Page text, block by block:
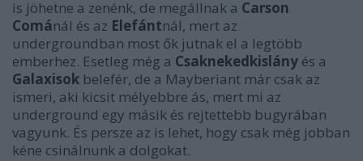
is jöhetne a zenénk, de megállnak a Carson
Cománál és az Elefántnál, mert az
undergroundban most ők jutnak el a legtöbb
emberhez. Esetleg még a Csaknekedkislány és a
Galaxisok belefér, de a Mayberiant már csak az
ismeri, aki kicsit mélyebbre ás, mert mi az
underground egy másik és rejtettebb bugyrában
vagyunk. És persze az is lehet, hogy csak még jobban
kéne csinálnunk a dolgokat.